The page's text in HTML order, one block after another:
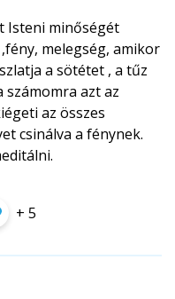
Isteni minőségét
melegség, amikor
a sötétet , a tűz
számomra azt az
az összes
csinálva a fénynek.
+ 5